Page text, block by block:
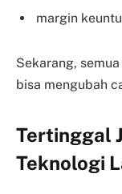
margin
Sekarang,
bisa mengubah
Tertinggal
Teknologi